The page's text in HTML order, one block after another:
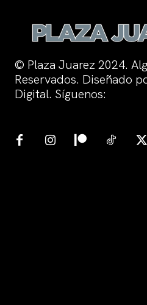
© Plaza Juarez 2024.
Reservados. Diseñado
Digital. Síguenos: